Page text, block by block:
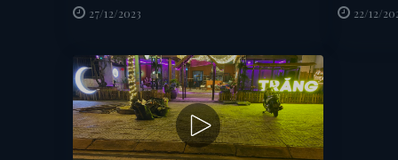
SHOW
27/12/2023 22/12/